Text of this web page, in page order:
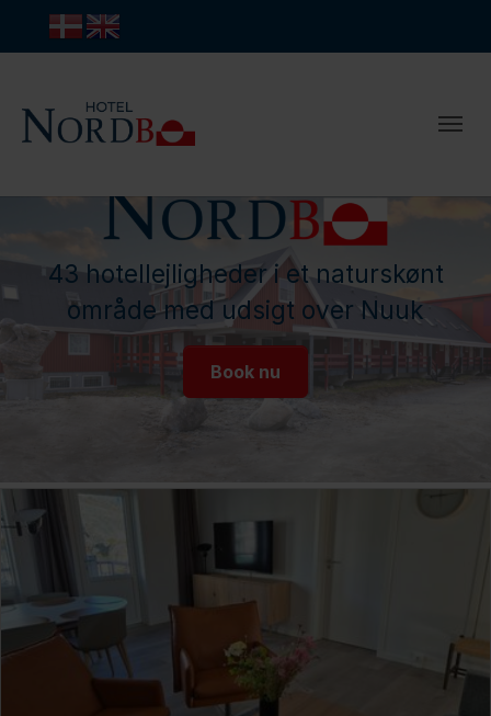
43 hotellejligheder i et naturskønt
område med udsigt over Nuuk
Book nu